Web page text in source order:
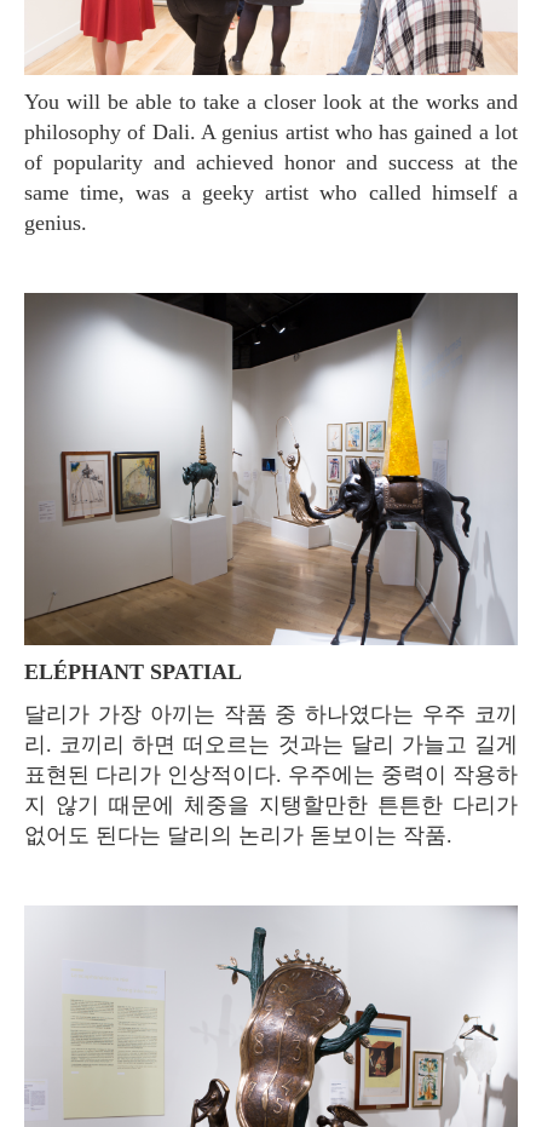
You will be able to take a closer look at the works and
philosophy of Dali. A genius artist who has gained a lot
of popularity and achieved honor and success at the
same time, was a geeky artist who called himself a
genius.
ELÉPHANT SPATIAL
달리가 가장 아끼는 작품 중 하나였다는 우주 코끼
리. 코끼리 하면 떠오르는 것과는 달리 가늘고 길게
표현된 다리가 인상적이다. 우주에는 중력이 작용하
지 않기 때문에 체중을 지탱할만한 튼튼한 다리가
없어도 된다는 달리의 논리가 돋보이는 작품.